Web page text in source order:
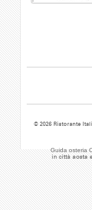
Guida osteria
in città aosta
© 2026 Ristorante